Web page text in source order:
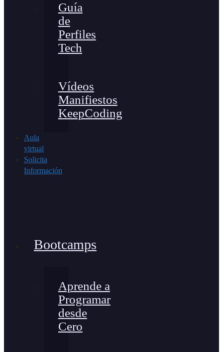
Guía
de
Perfiles
Tech
Vídeos
Manifiestos
KeepCoding
Aula
virtual
Solicita
Información
Bootcamps
Aprende a
Programar
desde
Cero